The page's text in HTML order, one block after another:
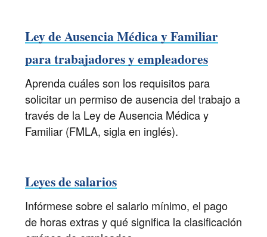
Ley de Ausencia Médica y Familiar
para trabajadores y empleadores
Aprenda cuáles son los requisitos para
solicitar un permiso de ausencia del trabajo a
través de la Ley de Ausencia Médica y
Familiar (FMLA, sigla en inglés).
Leyes de salarios
Infórmese sobre el salario mínimo, el pago
de horas extras y qué significa la clasificación